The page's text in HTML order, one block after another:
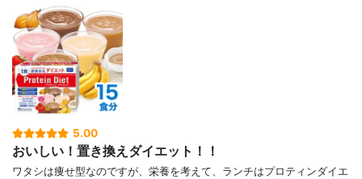
5.00
おいしい！置き換えダイエット！！
ワタシは痩せ型なのですが、栄養を考えて、ランチはプロティンダイエ